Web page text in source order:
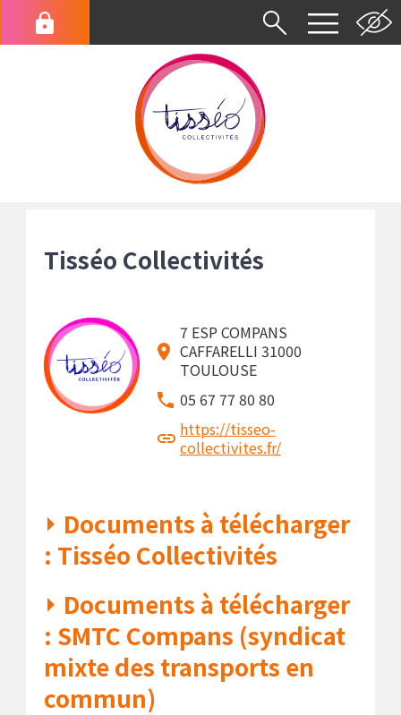
contenu
Menu
du
d'Ariane
Tisséo Collectivités
7 ESP COMPANS
CAFFARELLI 31000
TOULOUSE
05 67 77 80 80
https://tisseo-
collectivites.fr/
Documents à télécharger
: Tisséo Collectivités
Documents à télécharger
: SMTC Compans (syndicat
mixte des transports en
commun)